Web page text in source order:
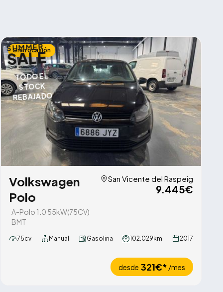
SUMMER
SALE
TODO EL
STOCK
REBAJADO
Gran ocasión
Volkswagen
Polo
A-Polo 1.0 55kW(75CV)
BMT
San Vicente del Raspeig
9.445€
75cv Manual Gasolina 102.029km 2017
desde 321€* /mes